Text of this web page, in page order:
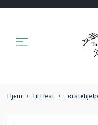
Hjem Til Hest Førstehjelp